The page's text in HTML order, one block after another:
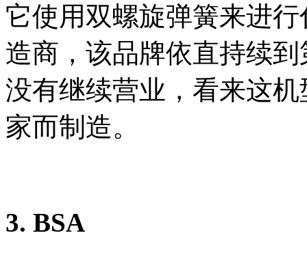
它使用双螺旋弹簧来进
造商，该品牌依直持续
没有继续营业，看来这
家而制造。
3. BSA